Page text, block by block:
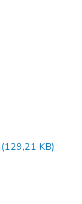
(129,21 KB)